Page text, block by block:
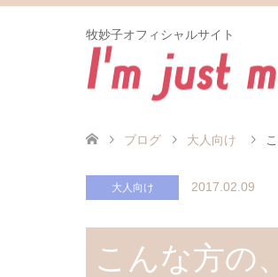
牧妙子オフィシャルサイト
ブログ 大人向け
大人向け 2017.02.09
こんな方の